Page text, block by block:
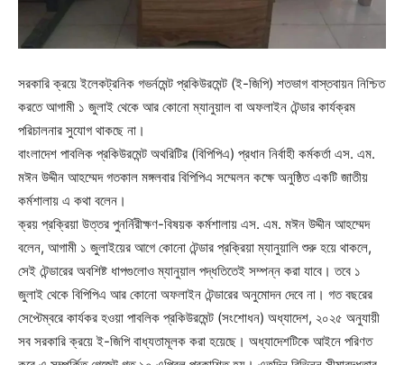
সরকারি ক্রয়ে ইলেকট্রনিক গভর্নমেন্ট প্রকিউরমেন্ট (ই-জিপি) শতভাগ বাস্তবায়ন নিশ্চিত
করতে আগামী ১ জুলাই থেকে আর কোনো ম্যানুয়াল বা অফলাইন টেন্ডার কার্যক্রম
পরিচালনার সুযোগ থাকছে না।
বাংলাদেশ পাবলিক প্রকিউরমেন্ট অথরিটির (বিপিপিএ) প্রধান নির্বাহী কর্মকর্তা এস. এম.
মঈন উদ্দীন আহম্মেদ গতকাল মঙ্গলবার বিপিপিএ সম্মেলন কক্ষে অনুষ্ঠিত একটি জাতীয়
কর্মশালায় এ কথা বলেন।
ক্রয় প্রক্রিয়া উত্তর পুনর্নিরীক্ষণ-বিষয়ক কর্মশালায় এস. এম. মঈন উদ্দীন আহম্মেদ
বলেন, আগামী ১ জুলাইয়ের আগে কোনো টেন্ডার প্রক্রিয়া ম্যানুয়ালি শুরু হয়ে থাকলে,
সেই টেন্ডারের অবশিষ্ট ধাপগুলোও ম্যানুয়াল পদ্ধতিতেই সম্পন্ন করা যাবে। তবে ১
জুলাই থেকে বিপিপিএ আর কোনো অফলাইন টেন্ডারের অনুমোদন দেবে না। গত বছরের
সেপ্টেম্বরে কার্যকর হওয়া পাবলিক প্রকিউরমেন্ট (সংশোধন) অধ্যাদেশ, ২০২৫ অনুযায়ী
সব সরকারি ক্রয়ে ই-জিপি বাধ্যতামূলক করা হয়েছে। অধ্যাদেশটিকে আইনে পরিণত